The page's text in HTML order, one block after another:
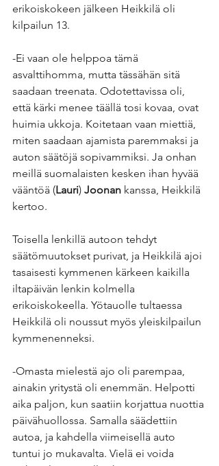
erikoiskokeen jälkeen Heikkilä oli
kilpailun 13.
-Ei vaan ole helppoa tämä
asvalttihomma, mutta tässähän sitä
saadaan treenata. Odotettavissa oli,
että kärki menee täällä tosi kovaa, ovat
huimia ukkoja. Koitetaan vaan miettiä,
miten saadaan ajamista paremmaksi ja
auton säätöjä sopivammiksi. Ja onhan
meillä suomalaisten kesken ihan hyvää
vääntöä (Lauri) Joonan kanssa, Heikkilä
kertoo.
Toisella lenkillä autoon tehdyt
säätömuutokset purivat, ja Heikkilä ajoi
tasaisesti kymmenen kärkeen kaikilla
iltapäivän lenkin kolmella
erikoiskokeella. Yötauolle tultaessa
Heikkilä oli noussut myös yleiskilpailun
kymmenenneksi.
-Omasta mielestä ajo oli parempaa,
ainakin yritystä oli enemmän. Helpotti
aika paljon, kun saatiin korjattua nuottia
päivähuollossa. Samalla säädettiin
autoa, ja kahdella viimeisellä auto
tuntui jo mukavalta. Vielä ei voida